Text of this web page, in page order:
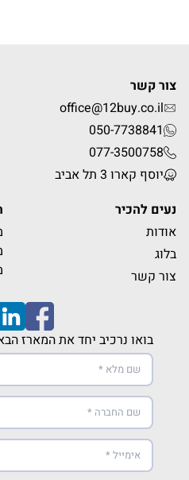
צור קשר
office@12buy.co.il
050-7738841
077-3500758
יוסף קארו 3 תל אביב
נעים להכיר
אודות
בלוג
צור קשר
בואו נרכיב יחד את המארז